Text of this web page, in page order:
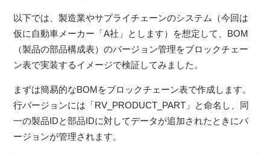
以下では、製造業やサプライチェーンのシステム（今回は
仮に自動車メーカー「A社」とします）を想定して、BOM
（製品の部品構成表）のバージョン管理をブロックチェー
ン表で実装するイメージで検証してみました。
まずは簡易的なBOMをブロックチェーン表で作成します。
行バージョンには「RV_PRODUCT_PART」と命名し、同
一の製品IDと部品IDに対してデータが追加されたときにバ
ージョンが管理されます。